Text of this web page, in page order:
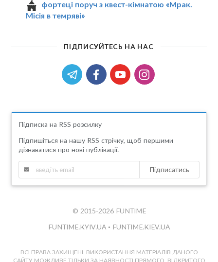
фортеці поруч з квест-кімнатою «Мрак.
Мiсiя в темрявi»
ПІДПИСУЙТЕСЬ НА НАС
Підписка на RSS розсилку
Підпишіться на нашу RSS стрічку, щоб першими
дізнаватися про нові публікації.
Підписатись
© 2015-2026 FUNTIME
FUNTIME.KYIV.UA • FUNTIME.KIEV.UA
ВСІ ПРАВА ЗАХИЩЕНІ. ВИКОРИСТАННЯ МАТЕРІАЛІВ ДАНОГО
САЙТУ МОЖЛИВЕ ТІЛЬКИ ЗА НАЯВНОСТІ ПРЯМОГО, ВІДКРИТОГО